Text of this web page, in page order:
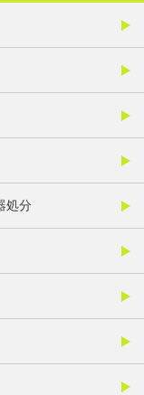
処分